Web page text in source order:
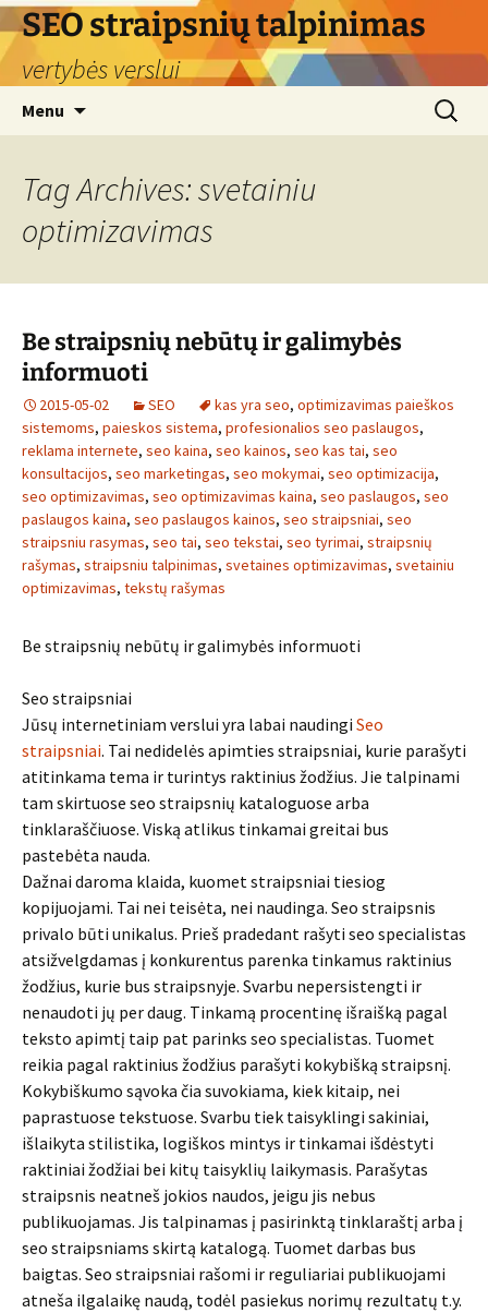
Skip
to
content
SEO straipsnių talpinimas
vertybės verslui
Menu
Search
for:
Tag Archives: svetainiu
optimizavimas
Be straipsnių nebūtų ir galimybės
informuoti
2015-05-02 SEO kas yra seo, optimizavimas paieškos
sistemoms, paieskos sistema, profesionalios seo paslaugos,
reklama internete, seo kaina, seo kainos, seo kas tai, seo
konsultacijos, seo marketingas, seo mokymai, seo optimizacija,
seo optimizavimas, seo optimizavimas kaina, seo paslaugos, seo
paslaugos kaina, seo paslaugos kainos, seo straipsniai, seo
straipsniu rasymas, seo tai, seo tekstai, seo tyrimai, straipsnių
rašymas, straipsniu talpinimas, svetaines optimizavimas, svetainiu
optimizavimas, tekstų rašymas
Be straipsnių nebūtų ir galimybės informuoti
Seo straipsniai
Jūsų internetiniam verslui yra labai naudingi Seo
straipsniai. Tai nedidelės apimties straipsniai, kurie parašyti
atitinkama tema ir turintys raktinius žodžius. Jie talpinami
tam skirtuose seo straipsnių kataloguose arba
tinklaraščiuose. Viską atlikus tinkamai greitai bus
pastebėta nauda.
Dažnai daroma klaida, kuomet straipsniai tiesiog
kopijuojami. Tai nei teisėta, nei naudinga. Seo straipsnis
privalo būti unikalus. Prieš pradedant rašyti seo specialistas
atsižvelgdamas į konkurentus parenka tinkamus raktinius
žodžius, kurie bus straipsnyje. Svarbu nepersistengti ir
nenaudoti jų per daug. Tinkamą procentinę išraišką pagal
teksto apimtį taip pat parinks seo specialistas. Tuomet
reikia pagal raktinius žodžius parašyti kokybišką straipsnį.
Kokybiškumo sąvoka čia suvokiama, kiek kitaip, nei
paprastuose tekstuose. Svarbu tiek taisyklingi sakiniai,
išlaikyta stilistika, logiškos mintys ir tinkamai išdėstyti
raktiniai žodžiai bei kitų taisyklių laikymasis. Parašytas
straipsnis neatneš jokios naudos, jeigu jis nebus
publikuojamas. Jis talpinamas į pasirinktą tinklaraštį arba į
seo straipsniams skirtą katalogą. Tuomet darbas bus
baigtas. Seo straipsniai rašomi ir reguliariai publikuojami
atneša ilgalaikę naudą, todėl pasiekus norimų rezultatų t.y.